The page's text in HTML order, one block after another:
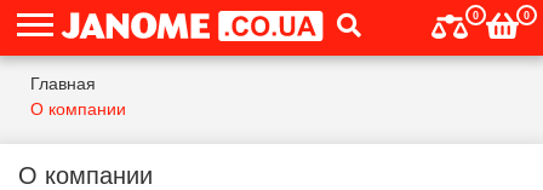
0 0
Главная
О компании
О компании